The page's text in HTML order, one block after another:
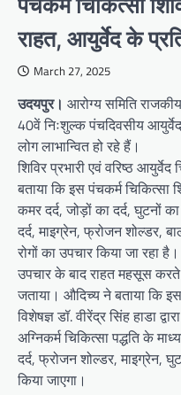
राहत, आयुर्वेद के
March 27, 2025
उदयपुर। आरोग्य समिति
40वें निःशुल्क पंचदिवसीय
लोग लाभान्वित हो रहे हैं।
शिविर प्रभारी एवं वरिष्ठ
बताया कि इस पंचकर्म चिकित्सा
कमर दर्द, जोड़ों का दर्द, घुटनों
दर्द, माइग्रेन, फ्रोजन शोल्डर,
रोगों का उपचार किया जा रहा
उपचार के बाद राहत महसूस करते
जताया। औदिच्य ने बताया कि
विशेषज्ञ डॉ. वीरेंद्र सिंह हाडा
अग्निकर्म चिकित्सा पद्धति के
दर्द, फ्रोजन शोल्डर, माइग्रेन,
किया जाएगा।